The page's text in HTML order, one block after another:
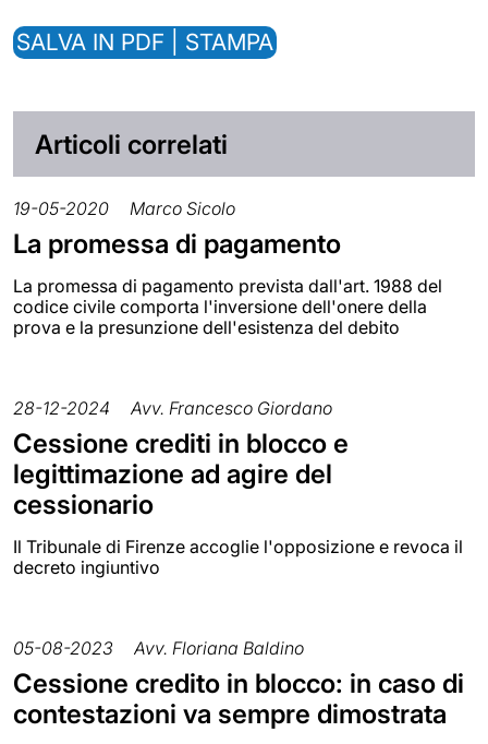
SALVA IN PDF | STAMPA
Articoli correlati
19-05-2020 Marco Sicolo
La promessa di pagamento
La promessa di pagamento prevista dall'art. 1988 del
codice civile comporta l'inversione dell'onere della
prova e la presunzione dell'esistenza del debito
28-12-2024 Avv. Francesco Giordano
Cessione crediti in blocco e
legittimazione ad agire del
cessionario
Il Tribunale di Firenze accoglie l'opposizione e revoca il
decreto ingiuntivo
05-08-2023 Avv. Floriana Baldino
Cessione credito in blocco: in caso di
contestazioni va sempre dimostrata